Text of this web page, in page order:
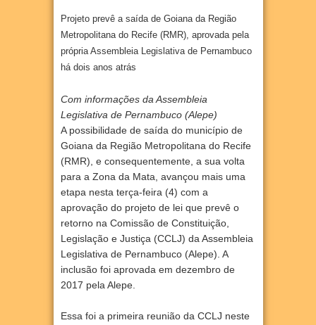
Projeto prevê a saída de Goiana da Região
Metropolitana do Recife (RMR), aprovada pela
própria Assembleia Legislativa de Pernambuco
há dois anos atrás
Com informaçõesda Assembleia
Legislativa de Pernambuco (Alepe)
A possibilidade de saída do município de
Goiana da Região Metropolitana do Recife
(RMR), e consequentemente, a sua volta
para a Zona da Mata, avançou mais uma
etapa nesta terça-feira (4) com a
aprovação do projeto de lei que prevê o
retorno na Comissão de Constituição,
Legislação e Justiça (CCLJ) da Assembleia
Legislativa de Pernambuco (Alepe). A
inclusão foi aprovada em dezembro de
2017 pela Alepe.
Essa foi a primeira reunião da CCLJ neste